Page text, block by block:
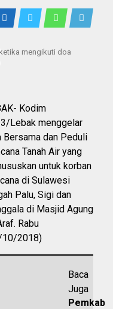
mengikuti doa
Kodim
Lebak menggelar
Bersama dan Peduli
Tanah Air yang
untuk korban
di Sulawesi
Palu, Sigi dan
di Masjid Agung
Rabu
2018)
Baca
Juga
Pemkab